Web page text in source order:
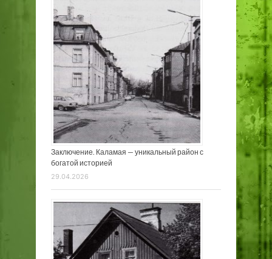
Заключение. Каламая — уникальный район с
богатой историей
29.04.2026